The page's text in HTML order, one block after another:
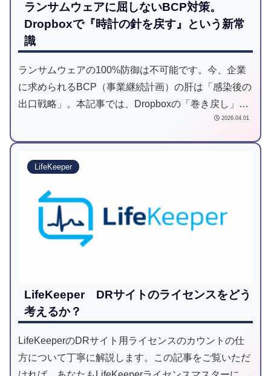
ランサムウェアに屈しないBCP対策。
Dropboxで『時計の針を戻す』という新常
識
ランサムウェアの100%防御は不可能です。今、企業
に求められるBCP（事業継続計画）の肝は「感染後の
出口戦略」。本記事では、Dropboxの「巻き戻し」機
能やアラート機能を活用し、万が一の感染時も数クリ
2026.04.01
LifeKeeper
LifeKeeper DRサイトのライセンスをどう
考えるか？
LifeKeeperのDRサイト用ライセンスのカウントの仕
方について丁寧に解説します。この記事をご覧いただ